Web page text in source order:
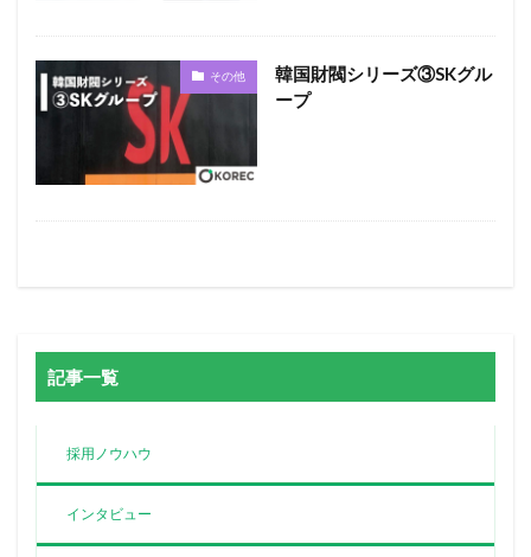
その他
韓国財閥シリーズ③SKグル
ープ
記事一覧
採用ノウハウ
インタビュー